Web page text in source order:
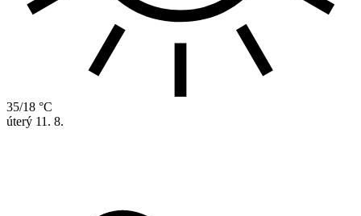
35/18 °C
úterý 11. 8.